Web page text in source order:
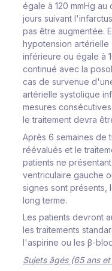
égale à 120 mmHg
jours suivant
pas être augmentée.
hypotension artérielle
inférieure ou égale à
continué avec la
cas de survenue
artérielle systolique
mesures
le traitement devra
Après 6 semaines de
réévalués et le
patients ne
ventriculaire gauche
signes sont présents,
long terme.
Les patients devront
les traitements
l'aspirine ou les β-
Sujets âgés (65 ans